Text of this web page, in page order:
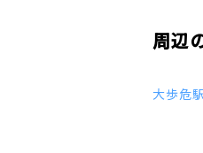
周辺
大歩危